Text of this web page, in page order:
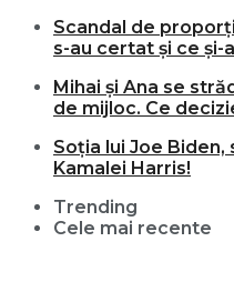
Scandal de
s-au certat și ce și-
Mihai și Ana se
de mijloc. Ce
Soția lui Joe
Kamalei Harris!
Trending
Cele mai recente